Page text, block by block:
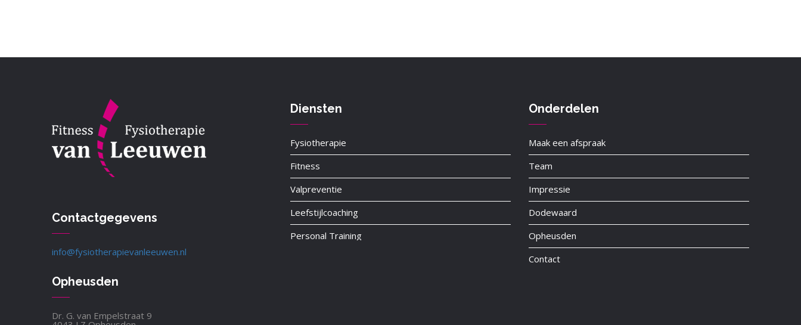
Contactgegevens
info@fysiotherapievanleeuwen.nl
Opheusden
Dr. G. van Empelstraat 9
Diensten
Fysiotherapie
Fitness
Valpreventie
Leefstijlcoaching
Personal Training
Onderdelen
Maak een afspraak
Team
Impressie
Dodewaard
Opheusden
Contact